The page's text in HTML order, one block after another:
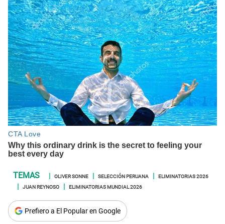
OLIVER SONNE SELECCIÓN PERUANA
ELIMINATORIAS 2026
JUAN REYNOSO
ELIMINATORIAS MUNDIAL 2026
Prefiero a El Popular en Google